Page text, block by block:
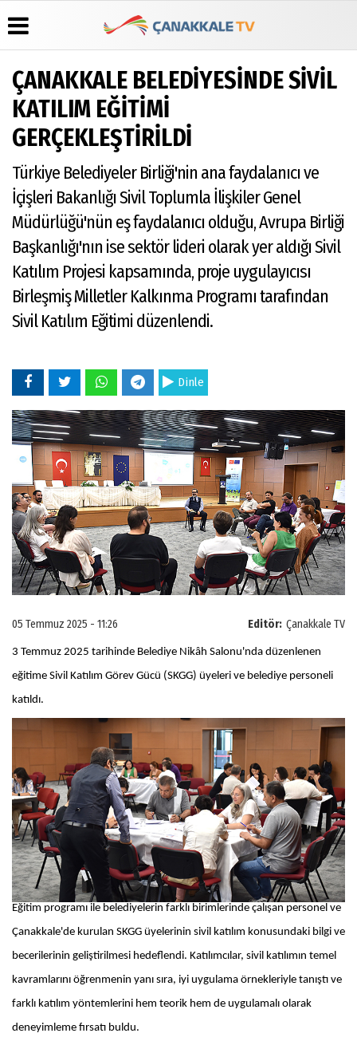
Üye Paneli
Haber
Arşivi
Gazete
Arşivi
Günün
Haberleri
Hava
Durumu
Gazete
Manşetleri
Anketler
Biyografiler
Foto
Galeri
Gizlilik
İlkeleri
ÇANAKKALE BELEDİYESİNDE SİVİL
KATILIM EĞİTİMİ
GERÇEKLEŞTİRİLDİ
Türkiye Belediyeler Birliği'nin ana faydalanıcı ve
İçişleri Bakanlığı Sivil Toplumla İlişkiler Genel
Müdürlüğü'nün eş faydalanıcı olduğu, Avrupa Birliği
Başkanlığı'nın ise sektör lideri olarak yer aldığı Sivil
Katılım Projesi kapsamında, proje uygulayıcısı
Birleşmiş Milletler Kalkınma Programı tarafından
Sivil Katılım Eğitimi düzenlendi.
Dinle
Editör: Çanakkale TV
05 Temmuz 2025 - 11:26
3 Temmuz 2025 tarihinde Belediye Nikâh Salonu'nda düzenlenen
eğitime Sivil Katılım Görev Gücü (SKGG) üyeleri ve belediye personeli
katıldı.
Eğitim programı ile belediyelerin farklı birimlerinde çalışan personel ve
Çanakkale'de kurulan SKGG üyelerinin sivil katılım konusundaki bilgi ve
becerilerinin geliştirilmesi hedeflendi. Katılımcılar, sivil katılımın temel
kavramlarını öğrenmenin yanı sıra, iyi uygulama örnekleriyle tanıştı ve
farklı katılım yöntemlerini hem teorik hem de uygulamalı olarak
deneyimleme fırsatı buldu.